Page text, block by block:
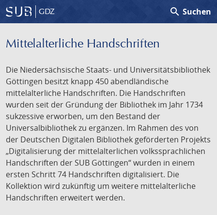
GDZ search Suchen
Mittelalterliche Handschriften
Die Niedersächsische Staats- und Universitätsbibliothek
Göttingen besitzt knapp 450 abendländische
mittelalterliche Handschriften. Die Handschriften
wurden seit der Gründung der Bibliothek im Jahr 1734
sukzessive erworben, um den Bestand der
Universalbibliothek zu ergänzen. Im Rahmen des von
der Deutschen Digitalen Bibliothek geförderten Projekts
„Digitalisierung der mittelalterlichen volkssprachlichen
Handschriften der SUB Göttingen“ wurden in einem
ersten Schritt 74 Handschriften digitalisiert. Die
Kollektion wird zukünftig um weitere mittelalterliche
Handschriften erweitert werden.